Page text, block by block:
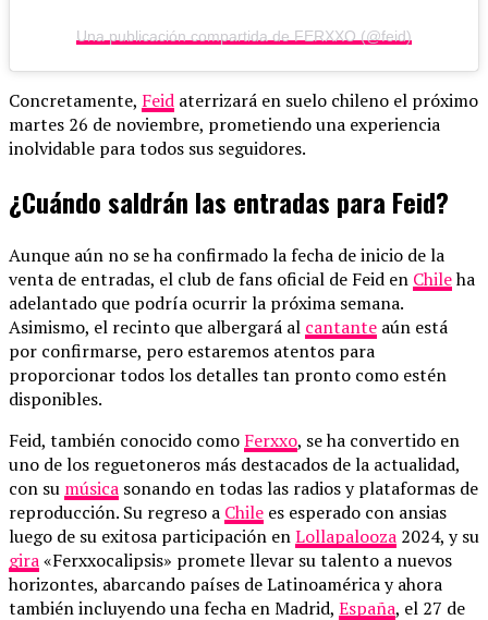
Una publicación compartida de FERXXO (@feid)
Concretamente, Feid aterrizará en suelo chileno el próximo
martes 26 de noviembre, prometiendo una experiencia
inolvidable para todos sus seguidores.
¿Cuándo saldrán las entradas para Feid?
Aunque aún no se ha confirmado la fecha de inicio de la
venta de entradas, el club de fans oficial de Feid en Chileha
adelantado que podría ocurrir la próxima semana.
Asimismo, el recinto que albergará al cantante aún está
por confirmarse, pero estaremos atentos para
proporcionar todos los detalles tan pronto como estén
disponibles.
Feid, también conocido como Ferxxo, se ha convertido en
uno de los reguetoneros más destacados de la actualidad,
con su música sonando en todas las radios y plataformas de
reproducción. Su regreso a Chile es esperado con ansias
luego de su exitosa participación enLollapalooza 2024, y su
gira«Ferxxocalipsis» promete llevar su talento a nuevos
horizontes, abarcando países de Latinoamérica y ahora
también incluyendo una fecha en Madrid, España, el 27 de